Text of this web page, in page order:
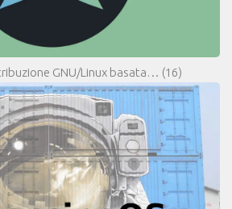
GNU/Linux basata… (16)